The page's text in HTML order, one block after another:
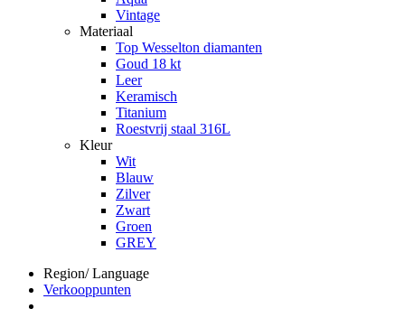
Vintage
Materiaal
Top Wesselton diamanten
Goud 18 kt
Leer
Keramisch
Titanium
Roestvrij staal 316L
Kleur
Wit
Blauw
Zilver
Zwart
Groen
GREY
Region/ Language
Verkooppunten